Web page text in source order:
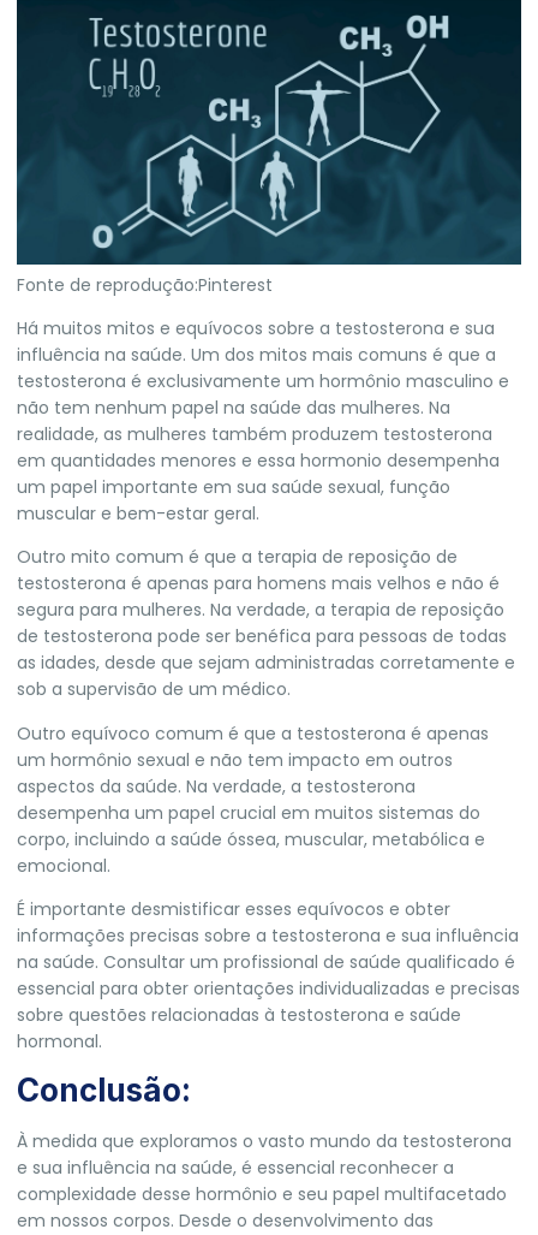
Fonte de reprodução:Pinterest
Há muitos mitos e equívocos sobre a testosterona e sua
influência na saúde. Um dos mitos mais comuns é que a
testosterona é exclusivamente um hormônio masculino e
não tem nenhum papel na saúde das mulheres. Na
realidade, as mulheres também produzem testosterona
em quantidades menores e essa hormonio desempenha
um papel importante em sua saúde sexual, função
muscular e bem-estar geral.
Outro mito comum é que a terapia de reposição de
testosterona é apenas para homens mais velhos e não é
segura para mulheres. Na verdade, a terapia de reposição
de testosterona pode ser benéfica para pessoas de todas
as idades, desde que sejam administradas corretamente e
sob a supervisão de um médico.
Outro equívoco comum é que a testosterona é apenas
um hormônio sexual e não tem impacto em outros
aspectos da saúde. Na verdade, a testosterona
desempenha um papel crucial em muitos sistemas do
corpo, incluindo a saúde óssea, muscular, metabólica e
emocional.
É importante desmistificar esses equívocos e obter
informações precisas sobre a testosterona e sua influência
na saúde. Consultar um profissional de saúde qualificado é
essencial para obter orientações individualizadas e precisas
sobre questões relacionadas à testosterona e saúde
hormonal.
Conclusão:
À medida que exploramos o vasto mundo da testosterona
e sua influência na saúde, é essencial reconhecer a
complexidade desse hormônio e seu papel multifacetado
em nossos corpos. Desde o desenvolvimento das